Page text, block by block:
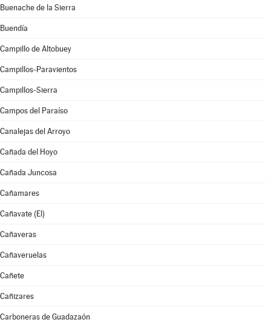
Buenache de la Sierra
Buendía
Campillo de Altobuey
Campillos-Paravientos
Campillos-Sierra
Campos del Paraíso
Canalejas del Arroyo
Cañada del Hoyo
Cañada Juncosa
Cañamares
Cañavate (El)
Cañaveras
Cañaveruelas
Cañete
Cañizares
Carboneras de Guadazaón